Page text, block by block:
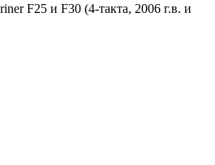
F25 и F30 (4-такта, 2006 г.в. и